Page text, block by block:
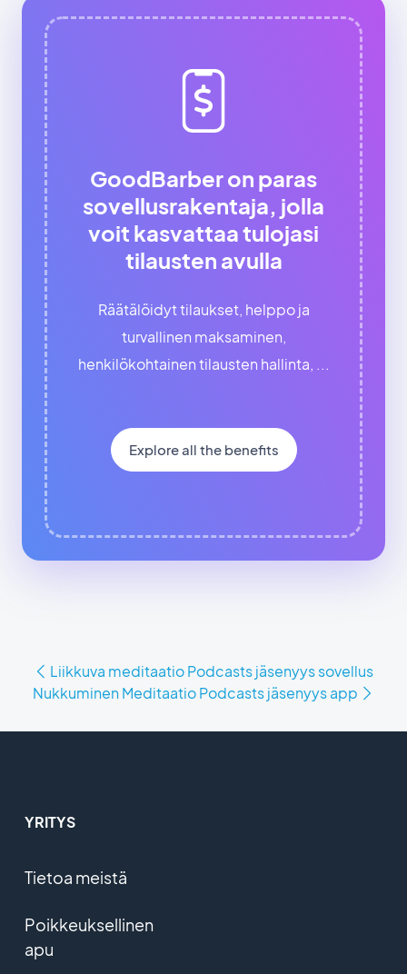
GoodBarber on paras
sovellusrakentaja, jolla
voit kasvattaa tulojasi
tilausten avulla
Räätälöidyt tilaukset, helppo ja
turvallinen maksaminen,
henkilökohtainen tilausten hallinta, ...
Explore all the benefits
Liikkuva meditaatio Podcasts jäsenyys sovellus
Nukkuminen Meditaatio Podcasts jäsenyys app
YRITYS
Tietoa meistä
Poikkeuksellinen
apu